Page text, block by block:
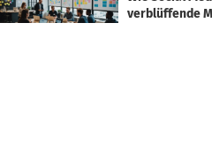
verblüffende